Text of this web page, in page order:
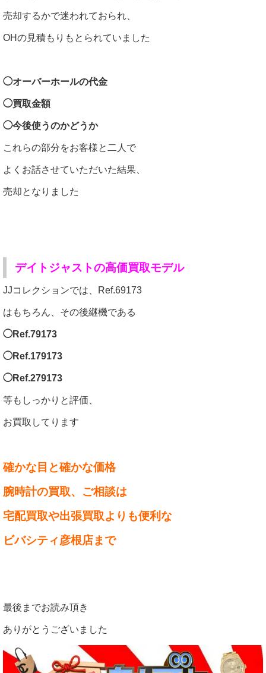
売却するかで迷われておられ、
OHの見積もりもとられていました
◯オーバーホールの代金
◯買取金額
◯今後使うのかどうか
これらの部分をお客様と二人で
よくお話させていただいた結果、
売却となりました
デイトジャストの高価買取モデル
JJコレクションでは、Ref.69173
はもちろん、その後継機である
◯Ref.79173
◯Ref.179173
◯Ref.279173
等もしっかりと評価、
お買取してります
確かな目と確かな価格
腕時計の買取、ご相談は
宅配買取や出張買取よりも便利な
ビバシティ彦根店まで
最後までお読み頂き
ありがとうございました